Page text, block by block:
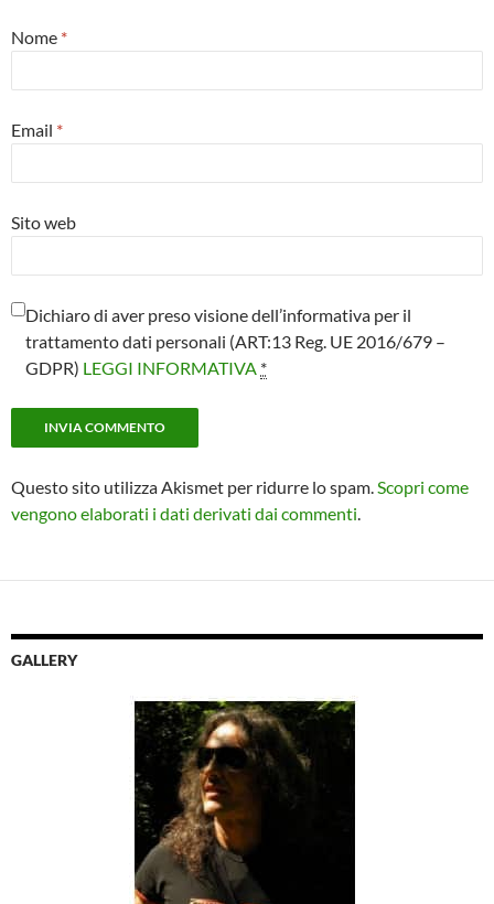
Nome *
Email *
Sito web
Dichiaro di aver preso visione dell’informativa per il
trattamento dati personali (ART:13 Reg. UE 2016/679 –
GDPR) LEGGI INFORMATIVA *
Questo sito utilizza Akismet per ridurre lo spam. Scopri come
vengono elaborati i dati derivati dai commenti
GALLERY